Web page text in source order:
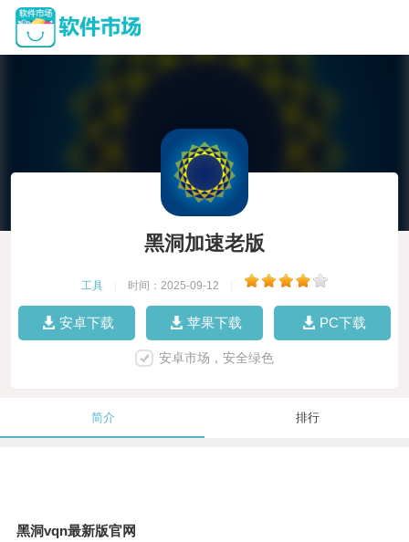
黑洞加速老版
工具 时间：2025-09-12
安卓下载 苹果下载 PC下载
安卓市场，安全绿色
简介 排行
黑洞vqn最新版官网